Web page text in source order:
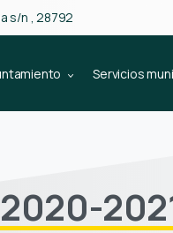
s/n , 28792
Servicios